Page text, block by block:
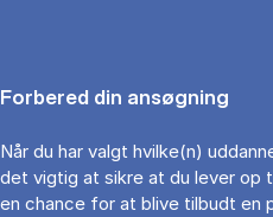
Forbered din ansøgning
Når du har valgt hvilke(n)
det vigtig at sikre at du lever op
en chance for at blive tilbudt en